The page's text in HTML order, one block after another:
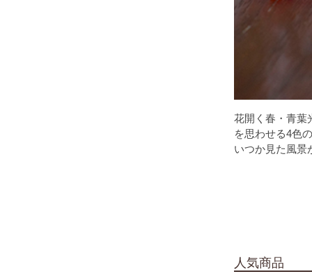
花開く春・青葉
を思わせる4色
いつか見た風景
人気商品